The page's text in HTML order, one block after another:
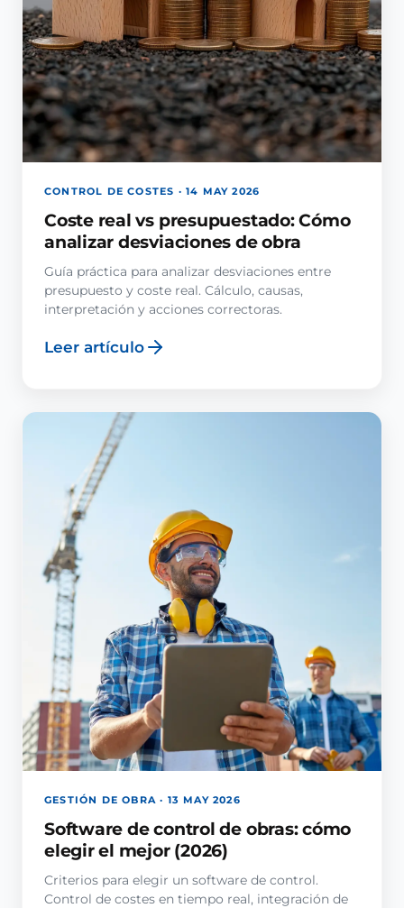
CONTROL DE COSTES · 14 MAY 2026
Coste real vs presupuestado: Cómo
analizar desviaciones de obra
Guía práctica para analizar desviaciones entre
presupuesto y coste real. Cálculo, causas,
interpretación y acciones correctoras.
Leer artículo
GESTIÓN DE OBRA · 13 MAY 2026
Software de control de obras: cómo
elegir el mejor (2026)
Criterios para elegir un software de control.
Control de costes en tiempo real, integración de